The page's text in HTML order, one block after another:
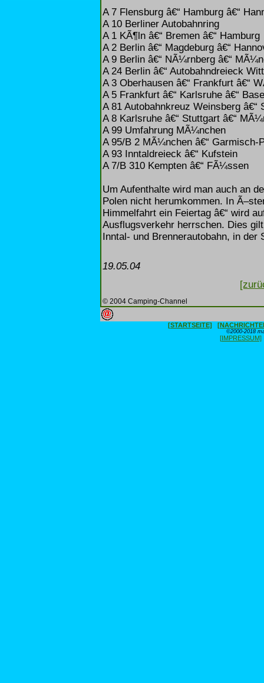
A 7 Flensburg â€“ Hamburg â€“
A 10 Berliner Autobahnring
A 1 KÃ¶ln â€“ Bremen â€“ Hamburg
A 2 Berlin â€“ Magdeburg â€“
A 9 Berlin â€“ NÃ¼rnberg â€“
A 24 Berlin â€“ Autobahndreieck
A 3 Oberhausen â€“ Frankfurt â€“
A 5 Frankfurt â€“ Karlsruhe â€“
A 81 Autobahnkreuz Weinsberg â€“
A 8 Karlsruhe â€“ Stuttgart â€“
A 99 Umfahrung MÃ¼nchen
A 95/B 2 MÃ¼nchen â€“ Garmisch-
A 93 Inntaldreieck â€“ Kufstein
A 7/B 310 Kempten â€“ FÃ¼ssen
Um Aufenthalte wird man auch an
Polen nicht herumkommen. In
Himmelfahrt ein Feiertag â€“ wird
Ausflugsverkehr herrschen. Dies
Inntal- und Brennerautobahn, in der
19.05.04
© 2004 Camping-Channel
[STARTSEITE]
©2000-2018
[IMPRESSUM]